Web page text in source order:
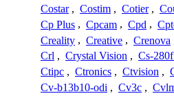
Costar , Costim , Cotier ,
Cp Plus , Cpcam , Cpd ,
Creality , Creative , Crenova
Crl , Crystal Vision , Cs-
Ctipc , Ctronics , Ctvision ,
Cv-b13b10-odi , Cv3c ,